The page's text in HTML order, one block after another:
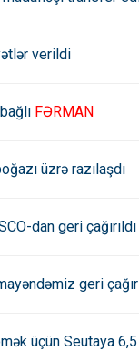
verildi
FƏRMAN
üzrə razılaşdı
dan geri çağırıldı
geri
üçün Seutaya 6,5